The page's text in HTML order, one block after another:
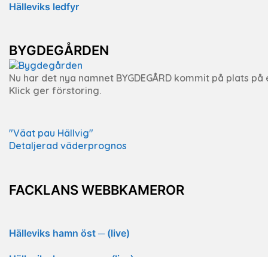
Hälleviks ledfyr
BYGDEGÅRDEN
Nu har det nya namnet BYGDEGÅRD kommit på plats
Klick ger förstoring.
"Väat pau Hällvig"
Detaljerad väderprognos
FACKLANS WEBBKAMEROR
Hälleviks hamn öst ─ (live)